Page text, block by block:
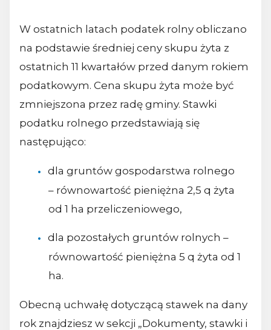
W ostatnich latach podatek rolny obliczano
na podstawie średniej ceny skupu żyta z
ostatnich 11 kwartałów przed danym rokiem
podatkowym. Cena skupu żyta może być
zmniejszona przez radę gminy. Stawki
podatku rolnego przedstawiają się
następująco:
dla gruntów gospodarstwa rolnego
– równowartość pieniężna 2,5 q żyta
od 1 ha przeliczeniowego,
dla pozostałych gruntów rolnych –
równowartość pieniężna 5 q żyta od 1
ha.
Obecną uchwałę dotyczącą stawek na dany
rok znajdziesz w sekcji „Dokumenty, stawki i